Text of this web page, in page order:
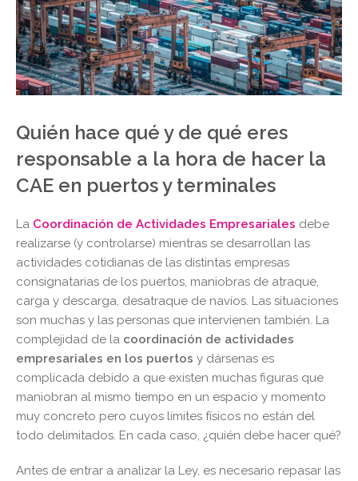
Quién hace qué y de qué eres
responsable a la hora de hacer la
CAE en puertos y terminales
La Coordinación de Actividades Empresariales debe
realizarse (y controlarse) mientras se desarrollan las
actividades cotidianas de las distintas empresas
consignatarias de los puertos, maniobras de atraque,
carga y descarga, desatraque de navíos. Las situaciones
son muchas y las personas que intervienen también. La
complejidad de la coordinación de actividades
empresariales en los puertos y dársenas es
complicada debido a que existen muchas figuras que
maniobran al mismo tiempo en un espacio y momento
muy concreto pero cuyos límites físicos no están del
todo delimitados. En cada caso, ¿quién debe hacer qué?
Antes de entrar a analizar la Ley, es necesario repasar las